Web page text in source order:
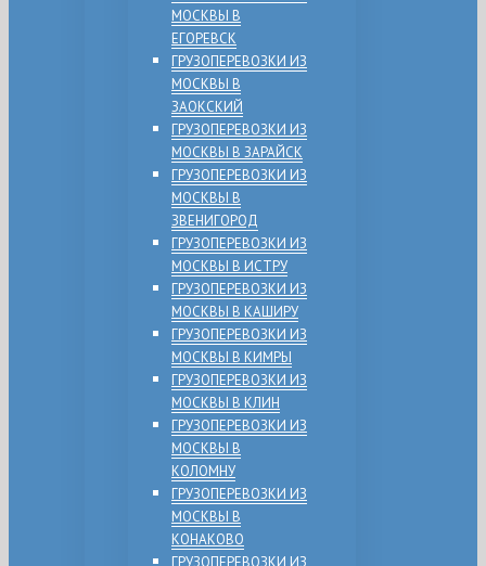
МОСКВЫ В
ЕГОРЕВСК
ГРУЗОПЕРЕВОЗКИ ИЗ
МОСКВЫ В
ЗАОКСКИЙ
ГРУЗОПЕРЕВОЗКИ ИЗ
МОСКВЫ В ЗАРАЙСК
ГРУЗОПЕРЕВОЗКИ ИЗ
МОСКВЫ В
ЗВЕНИГОРОД
ГРУЗОПЕРЕВОЗКИ ИЗ
МОСКВЫ В ИСТРУ
ГРУЗОПЕРЕВОЗКИ ИЗ
МОСКВЫ В КАШИРУ
ГРУЗОПЕРЕВОЗКИ ИЗ
МОСКВЫ В КИМРЫ
ГРУЗОПЕРЕВОЗКИ ИЗ
МОСКВЫ В КЛИН
ГРУЗОПЕРЕВОЗКИ ИЗ
МОСКВЫ В
КОЛОМНУ
ГРУЗОПЕРЕВОЗКИ ИЗ
МОСКВЫ В
КОНАКОВО
ГРУЗОПЕРЕВОЗКИ ИЗ